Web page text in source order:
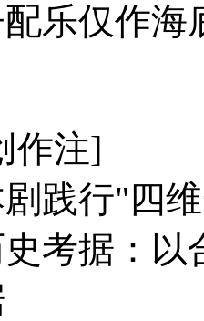
乐仅作海
作注]
践行"四
史考据：以